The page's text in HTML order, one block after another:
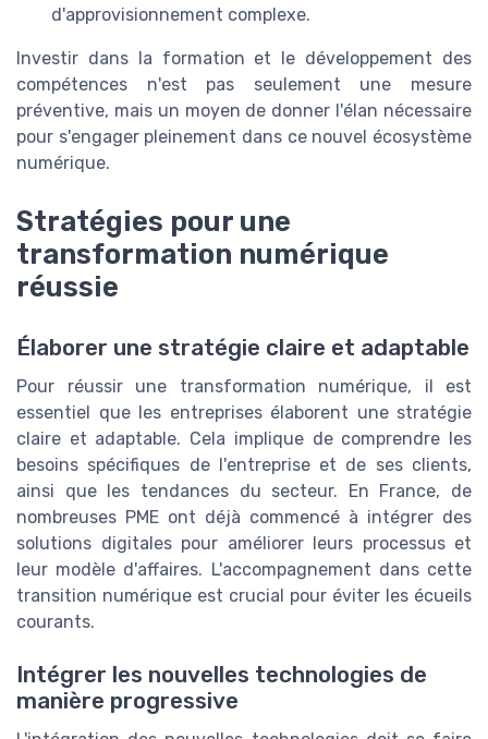
d'approvisionnement complexe.
Investir dans la formation et le développement des
compétences n'est pas seulement une mesure
préventive, mais un moyen de donner l'élan nécessaire
pour s'engager pleinement dans ce nouvel écosystème
numérique.
Stratégies pour une
transformation numérique
réussie
Élaborer une stratégie claire et adaptable
Pour réussir une transformation numérique, il est
essentiel que les entreprises élaborent une stratégie
claire et adaptable. Cela implique de comprendre les
besoins spécifiques de l'entreprise et de ses clients,
ainsi que les tendances du secteur. En France, de
nombreuses PME ont déjà commencé à intégrer des
solutions digitales pour améliorer leurs processus et
leur modèle d'affaires. L'accompagnement dans cette
transition numérique est crucial pour éviter les écueils
courants.
Intégrer les nouvelles technologies de
manière progressive